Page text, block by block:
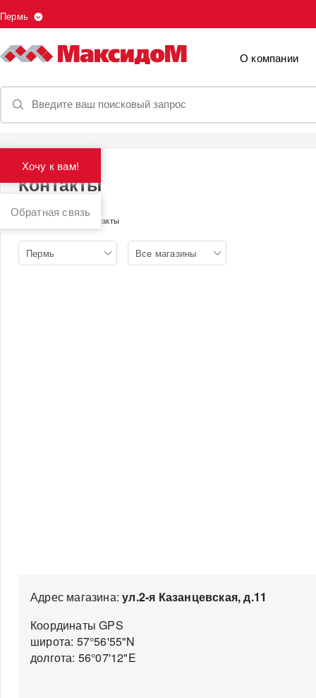
Пермь
О компании
Контакты
Контакты
Пермь Все магазины
Адрес магазина:ул.2-я Казанцевская, д.11
Координаты GPS
широта: 57°56'55"N
долгота: 56°07'12"E
Хочу к вам!
Обратная связь